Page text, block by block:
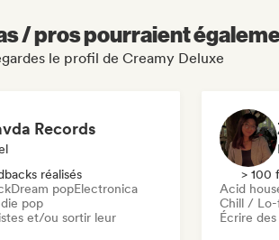
/ pros pourraient
le profil de Creamy Deluxe
Records
réalisés
Dream popElectronica
pop
et/ou sortir leur
> 100
Acid
Chill /
Écrire